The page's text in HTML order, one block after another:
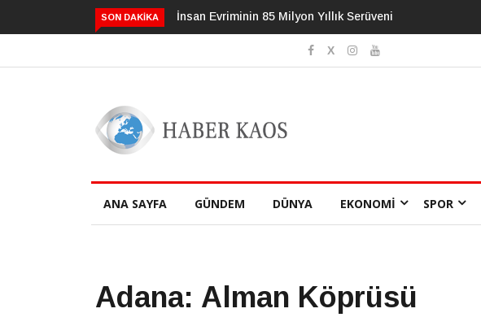
SON DAKIKA
Evriminin 85 Milyon Yıllık Serüveni3 Alışkanlık Demansı 13 Yıl
Geciktirebilir
ANA SAYFA GÜNDEM DÜNYA EKONOMI SPOR
Adana: Alman Köprüsü